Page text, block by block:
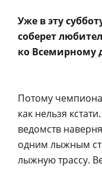
Уже в эту
соберет
ко Всемирному
Потому
как нельзя
ведомств
одним лыжным
лыжную трассу.